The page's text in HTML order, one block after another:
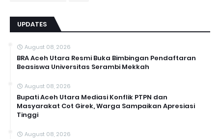
UPDATES
August 08, 2026
BRA Aceh Utara Resmi Buka Bimbingan Pendaftaran
Beasiswa Universitas Serambi Mekkah
August 08, 2026
Bupati Aceh Utara Mediasi Konflik PTPN dan
Masyarakat Cot Girek, Warga Sampaikan Apresiasi
Tinggi
August 08, 2026